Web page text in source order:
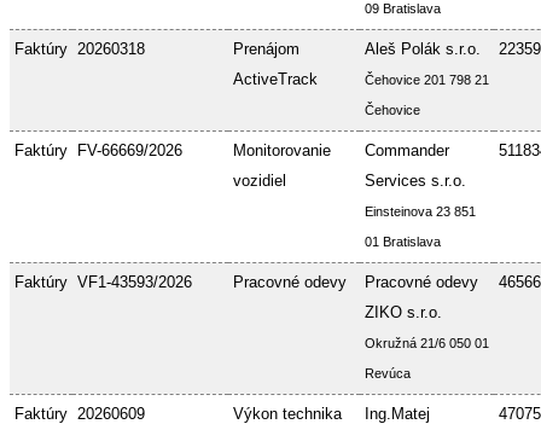
09 Bratislava
Faktúry 20260318
Prenájom
ActiveTrack
Aleš Polák s.r.o.
Čehovice 201 798 21
Čehovice
Faktúry FV-66669/2026
Monitorovanie
vozidiel
Commander
Services s.r.o.
Einsteinova 23 851
01 Bratislava
Faktúry VF1-43593/2026 Pracovné odevy
Pracovné odevy
ZIKO s.r.o.
Okružná 21/6 050 01
Revúca
Faktúry 20260609
Výkon technika
Ing.Matej